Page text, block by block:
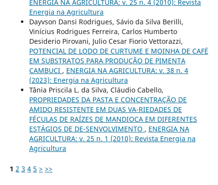
ENERGIA NA AGRICULTURA: v. 25 n. 4 (2010): Revista
Energia na Agricultura
Dayvson Dansi Rodrigues, Sávio da Silva Berilli,
Vinícius Rodrigues Ferreira, Carlos Humberto
Desiderio Pirovani, Julio Cesar Fiorio Vettorazzi,
POTENCIAL DE LODO DE CURTUME E MOINHA DE CAFÉ
EM SUBSTRATOS PARA PRODUÇÃO DE PIMENTA
CAMBUCI , ENERGIA NA AGRICULTURA: v. 38 n. 4
(2023): Energia na Agricultura
Tânia Priscila L. da Silva, Cláudio Cabello,
PROPRIEDADES DA PASTA E CONCENTRAÇÃO DE
AMIDO RESISTENTE EM DUAS VA-RIEDADES DE
FÉCULAS DE RAÍZES DE MANDIOCA EM DIFERENTES
ESTÁGIOS DE DE-SENVOLVIMENTO , ENERGIA NA
AGRICULTURA: v. 25 n. 1 (2010): Revista Energia na
Agricultura
1 2 3 4 5 > >>